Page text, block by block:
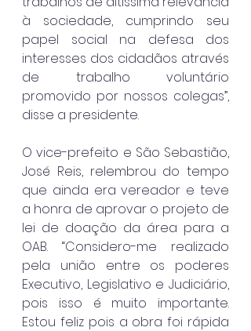
à sociedade, cumprindo seu
papel social na defesa dos
interesses dos cidadãos através
de trabalho voluntário
promovido por nossos colegas”,
disse a presidente.
O vice-prefeito e São Sebastião,
José Reis, relembrou do tempo
que ainda era vereador e teve
a honra de aprovar o projeto de
lei de doação da área para a
OAB. “Considero-me realizado
pela união entre os poderes
Executivo, Legislativo e Judiciário,
pois isso é muito importante.
Estou feliz pois a obra foi rápida